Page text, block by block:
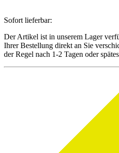
Sofort lieferbar:
Der Artikel ist in unserem Lager
Ihrer Bestellung direkt an Sie
der Regel nach 1-2 Tagen oder